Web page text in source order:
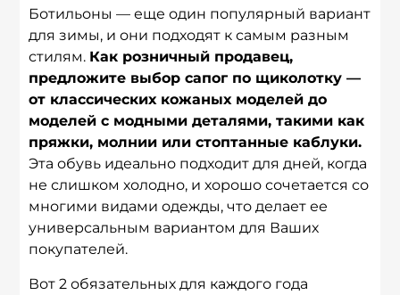
Ботильоны — еще один популярный вариант
для зимы, и они подходят к самым разным
стилям. Как розничный продавец,
предложите выбор сапог по щиколотку —
от классических кожаных моделей до
моделей с модными деталями, такими как
пряжки, молнии или стоптанные каблуки.
Эта обувь идеально подходит для дней, когда
не слишком холодно, и хорошо сочетается со
многими видами одежды, что делает ее
универсальным вариантом для Ваших
покупателей.
Вот 2 обязательных для каждого года